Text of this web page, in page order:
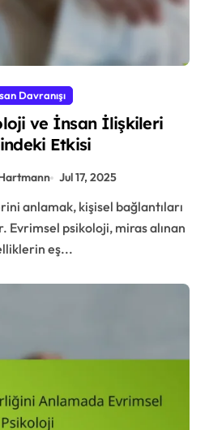
Davranışı
ve İnsan İlişkileri
Etkisi
Jul 17, 2025
psikoloji, miras alınan
eş...